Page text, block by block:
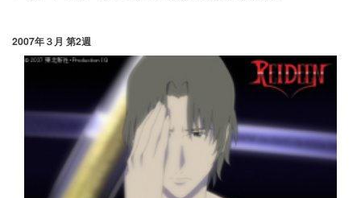
2007年３月 第2週